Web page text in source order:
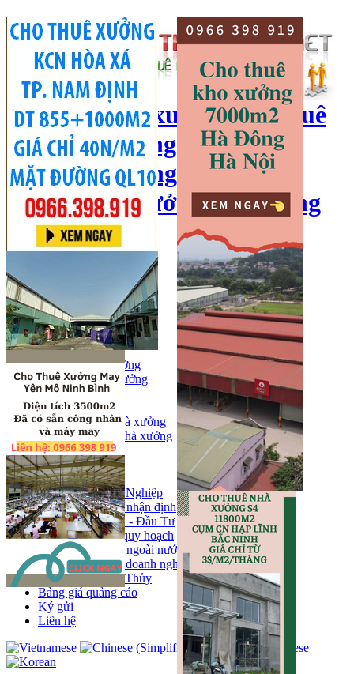
cho thuê kho xưởng, cho thuê
kho, kho xưởng hà nội, cho
thuê nhà xưởng, cho thuê
xưởng, kho xưởng hải dương
Hotline:0966 398 919
Đăng ký
Đăng tin bán/cho thuê
Trang chủ
Bán kho, nhà xưởng
Bán kho xưởng
Kho
Mặt bằng
Cho thuê kho, nhà xưởng
Cho thuê nhà xưởng
Kho
Mặt bằng
Tin tức
Khu Công Nghiệp
Phân tích - nhận định
Chính sách - Đầu Tư
Thông tin quy hoạch
Thị trường ngoài nước
Hoạt động doanh nghiẹp
Tin Phong Thủy
Bảng giá quảng cáo
Ký gửi
Liên hệ